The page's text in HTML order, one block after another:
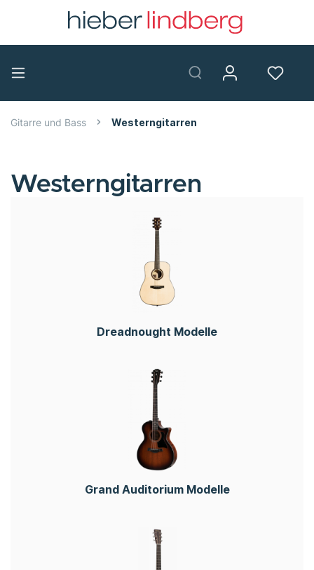
Gitarre und Bass Westerngitarren
Westerngitarren
Dreadnought Modelle
Grand Auditorium Modelle